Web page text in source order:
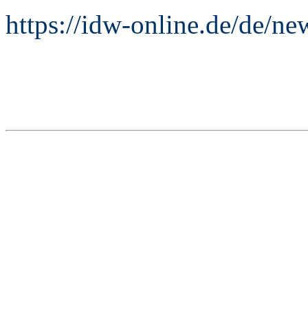
https://idw-online.de/de/